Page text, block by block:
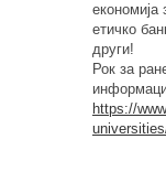
етичко
други!
Рок за
https://